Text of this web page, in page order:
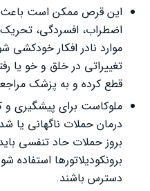
این قرص ممکن است باعث
اضطراب، افسردگی،
موارد نادر افکار خودکشی
تغییراتی در خلق و خو یا
قطع کرده و به پزشک
ملوکاست برای پیشگیری
درمان حملات ناگهانی یا
بروز حملات حاد تنفسی
برونکودیلاتورها استفاده
دسترس باشند.